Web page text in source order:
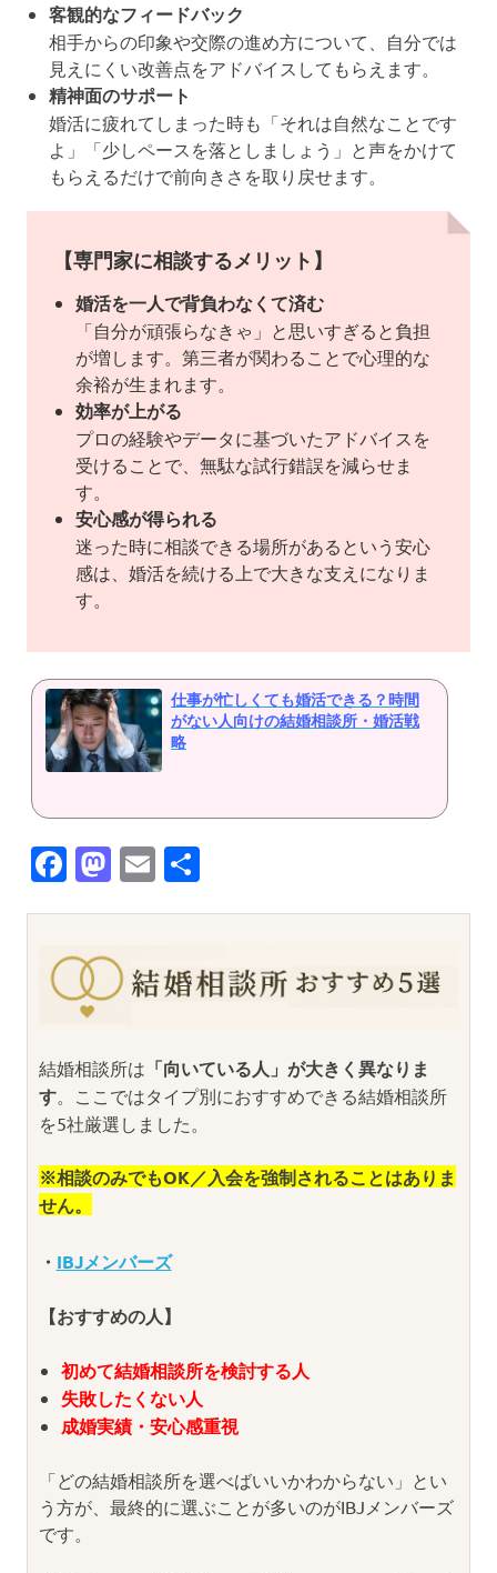
客観的なフィードバック
相手からの印象や交際の進め方について、自分では
見えにくい改善点をアドバイスしてもらえます。
精神面のサポート
婚活に疲れてしまった時も「それは自然なことです
よ」「少しペースを落としましょう」と声をかけて
もらえるだけで前向きさを取り戻せます。
【専門家に相談するメリット】
婚活を一人で背負わなくて済む
「自分が頑張らなきゃ」と思いすぎると負担
が増します。第三者が関わることで心理的な
余裕が生まれます。
効率が上がる
プロの経験やデータに基づいたアドバイスを
受けることで、無駄な試行錯誤を減らせま
す。
安心感が得られる
迷った時に相談できる場所があるという安心
感は、婚活を続ける上で大きな支えになりま
す。
仕事が忙しくても婚活できる？時間
がない人向けの結婚相談所・婚活戦
略
Facebook
Mastodon
Email
結婚相談所は 「向いている人」が大きく異なりま
す。ここではタイプ別におすすめできる結婚相談所
を5社厳選しました。
※相談のみでもOK／入会を強制されることはありま
せん。
・ IBJメンバーズ
【おすすめの人】
初めて結婚相談所を検討する人
失敗したくない人
成婚実績・安心感重視
「どの結婚相談所を選べばいいかわからない」とい
う方が、最終的に選ぶことが多いのがIBJメンバーズ
です。